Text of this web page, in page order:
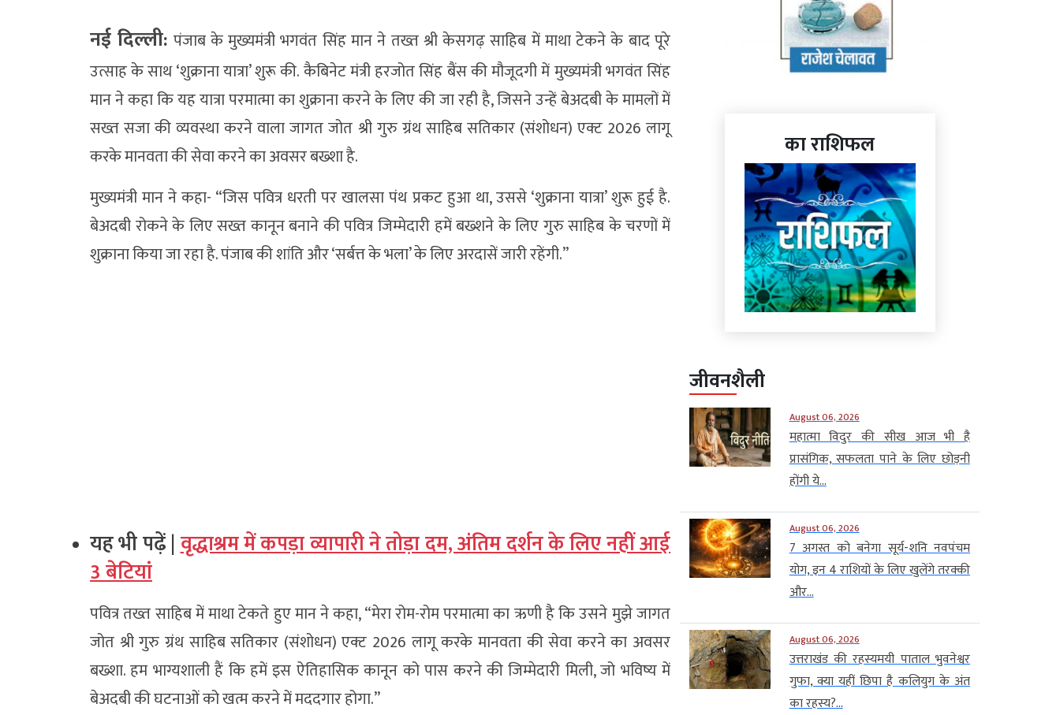
नई दिल्ली: पंजाब के मुख्यमंत्री भगवंत सिंह मान ने तख्त श्री केसगढ़ साहिब में माथा टेकने के बाद पूरे
उत्साह के साथ ‘शुक्राना यात्रा’ शुरू की. कैबिनेट मंत्री हरजोत सिंह बैंस की मौजूदगी में मुख्यमंत्री भगवंत सिंह
मान ने कहा कि यह यात्रा परमात्मा का शुक्राना करने के लिए की जा रही है, जिसने उन्हें बेअदबी के मामलों में
सख्त सजा की व्यवस्था करने वाला जागत जोत श्री गुरु ग्रंथ साहिब सतिकार (संशोधन) एक्ट 2026 लागू
करके मानवता की सेवा करने का अवसर बख्शा है.
मुख्यमंत्री मान ने कहा- “जिस पवित्र धरती पर खालसा पंथ प्रकट हुआ था, उससे ‘शुक्राना यात्रा’ शुरू हुई है.
बेअदबी रोकने के लिए सख्त कानून बनाने की पवित्र जिम्मेदारी हमें बख्शने के लिए गुरु साहिब के चरणों में
शुक्राना किया जा रहा है. पंजाब की शांति और ‘सर्बत्त के भला’ के लिए अरदासें जारी रहेंगी.”
यह भी पढ़ें |वृद्धाश्रम में कपड़ा व्यापारी ने तोड़ा दम, अंतिम दर्शन के लिए नहीं आई
3 बेटियां
पवित्र तख्त साहिब में माथा टेकते हुए मान ने कहा, “मेरा रोम-रोम परमात्मा का ऋणी है कि उसने मुझे जागत
जोत श्री गुरु ग्रंथ साहिब सतिकार (संशोधन) एक्ट 2026 लागू करके मानवता की सेवा करने का अवसर
बख्शा. हम भाग्यशाली हैं कि हमें इस ऐतिहासिक कानून को पास करने की जिम्मेदारी मिली, जो भविष्य में
बेअदबी की घटनाओं को खत्म करने में मददगार होगा.”
का राशिफल
जीवनशैली
August 06, 2026
महात्मा विदुर की सीख आज भी है
प्रासंगिक, सफलता पाने के लिए छोड़नी
होंगी ये...
August 06, 2026
7 अगस्त को बनेगा सूर्य-शनि नवपंचम
योग, इन 4 राशियों के लिए खुलेंगे तरक्की
और...
August 06, 2026
उत्तराखंड की रहस्यमयी पाताल भुवनेश्वर
गुफा, क्या यहीं छिपा है कलियुग के अंत
का रहस्य?...